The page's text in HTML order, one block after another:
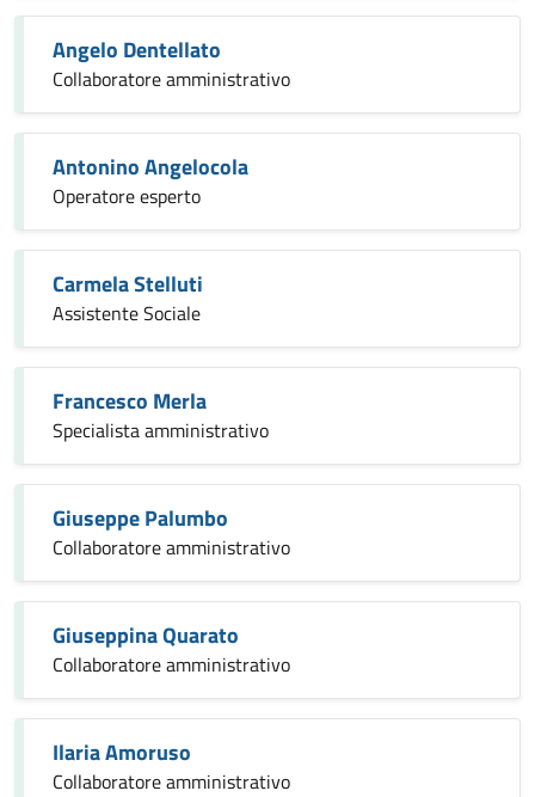
Angelo Dentellato
Collaboratore amministrativo
Antonino Angelocola
Operatore esperto
Carmela Stelluti
Assistente Sociale
Francesco Merla
Specialista amministrativo
Giuseppe Palumbo
Collaboratore amministrativo
Giuseppina Quarato
Collaboratore amministrativo
Ilaria Amoruso
Collaboratore amministrativo